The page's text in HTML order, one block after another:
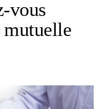
vous
mutuelle